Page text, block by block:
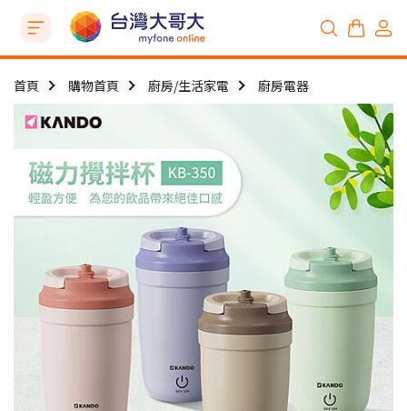
首頁 購物首頁 廚房/生活家電 廚房電器